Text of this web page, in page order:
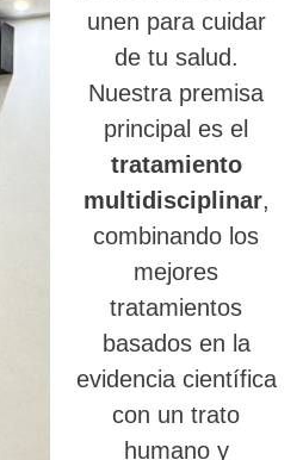
unen para cuidar
de tu salud.
Nuestra premisa
principal es el
tratamiento
multidisciplinar,
combinando los
mejores
tratamientos
basados en la
evidencia científica
con un trato
humano y